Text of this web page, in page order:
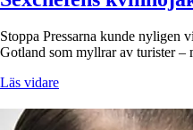
Stoppa Pressarna kunde nyligen
Gotland som myllrar av turister –
Läs vidare